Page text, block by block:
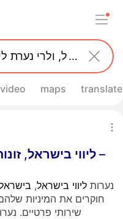
video maps translate
ליווי בישראל,
נערות ליווי בישראל,
חוקרים את המיניות
שירותי פרטיים.